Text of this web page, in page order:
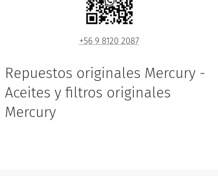
+56 9 8120 2087
Repuestos originales Mercury -
Aceites y filtros originales
Mercury